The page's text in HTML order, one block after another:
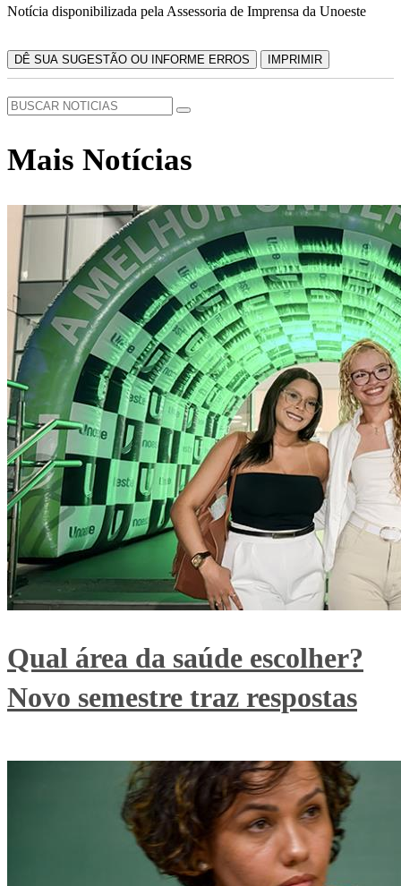
Notícia disponibilizada pela Assessoria de Imprensa da Unoeste
DÊ SUA SUGESTÃO OU INFORME ERROS IMPRIMIR
Mais Notícias
Qual área da saúde escolher?
Novo semestre traz respostas